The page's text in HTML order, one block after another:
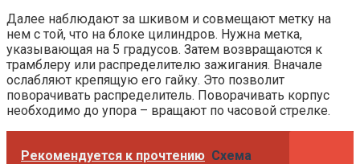
Далее наблюдают за шкивом и совмещают метку на
нем с той, что на блоке цилиндров. Нужна метка,
указывающая на 5 градусов. Затем возвращаются к
трамблеру или распределителю зажигания. Вначале
ослабляют крепящую его гайку. Это позволит
поворачивать распределитель. Поворачивать корпус
необходимо до упора – вращают по часовой стрелке.
Рекомендуется к прочтению Схема